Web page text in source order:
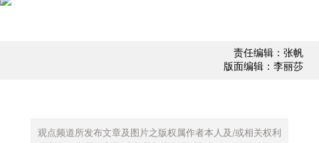
责任编辑：张帆
版面编辑：李丽莎
观点频道所发布文章及图片之版权属作者本人及/或相关权利